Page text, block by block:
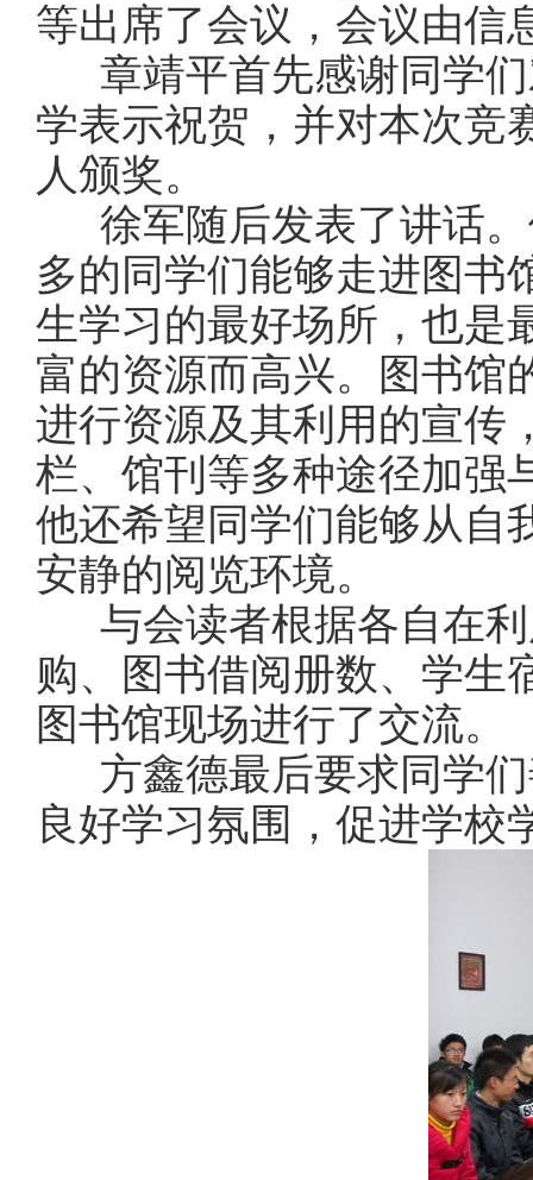
等出席了会议，会议由信
章靖平首先感谢同学
学表示祝贺，并对本次竞
人颁奖。
徐军随后发表了讲话
多的同学们能够走进图书
生学习的最好场所，也是
富的资源而高兴。图书馆
进行资源及其利用的宣传
栏、馆刊等多种途径加强
他还希望同学们能够从自
安静的阅览环境。
与会读者根据各自在
购、图书借阅册数、学生
图书馆现场进行了交流。
方鑫德最后要求同学
良好学习氛围，促进学校